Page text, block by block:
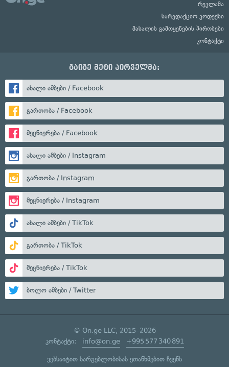
რეკლამა
სარედაქციო კოდექსი
მასალის გამოყენების პირობები
კონტაქტი
გაიგე მეტი პირველმა:
ახალი ამბები / Facebook
გართობა / Facebook
მეცნიერება / Facebook
ახალი ამბები / Instagram
გართობა / Instagram
მეცნიერება / Instagram
ახალი ამბები / TikTok
გართობა / TikTok
მეცნიერება / TikTok
ბოლო ამბები / Twitter
© On.ge LLC, 2015–2026
კონტაქტი: info@on.ge +995 577 340 891
ვებსაიტით სარგებლობისას ეთანხმებით ჩვენს